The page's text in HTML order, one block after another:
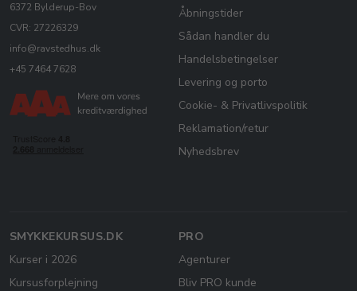
6372 Bylderup-Bov
CVR: 27226329
info@ravstedhus.dk
+45 7464 7628
Åbningstider
Sådan handler du
Handelsbetingelser
Levering og porto
Cookie- & Privatlivspolitik
Reklamation/retur
Nyhedsbrev
SMYKKEKURSUS.DK
Kurser i 2026
Kursusforplejning
PRO
Agenturer
Bliv PRO kunde